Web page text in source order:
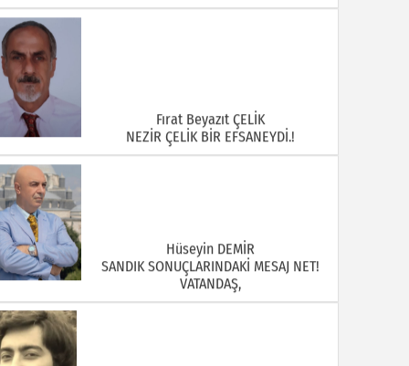
Fırat Beyazıt ÇELİK
NEZİR ÇELİK BİR EFSANEYDİ.!
Hüseyin DEMİR
SANDIK SONUÇLARINDAKİ MESAJ NET!
VATANDAŞ,